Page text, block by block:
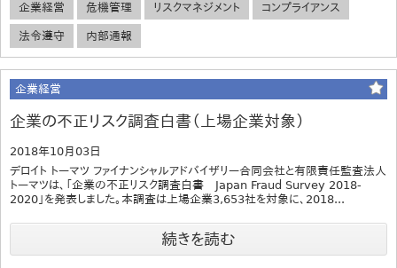
企業経営 危機管理 リスクマネジメント コンプライアンス
法令遵守 内部通報
企業経営
企業の不正リスク調査白書（上場企業対象）
2018年10月03日
デロイト トーマツ ファイナンシャルアドバイザリー合同会社と有限責任監査法人
トーマツは、「企業の不正リスク調査白書 Japan Fraud Survey 2018-
2020」を発表しました。本調査は上場企業3,653社を対象に、2018...
続きを読む